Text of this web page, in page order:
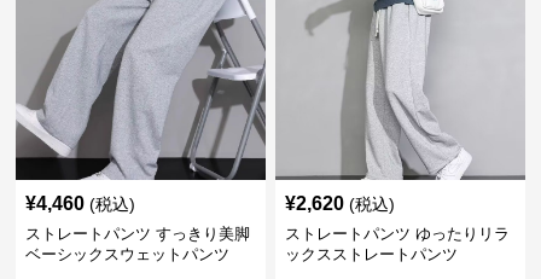
¥4,460 (税込)
ストレートパンツ すっきり美脚
ベーシックスウェットパンツ
¥2,620 (税込)
ストレートパンツ ゆったりリラ
ックスストレートパンツ